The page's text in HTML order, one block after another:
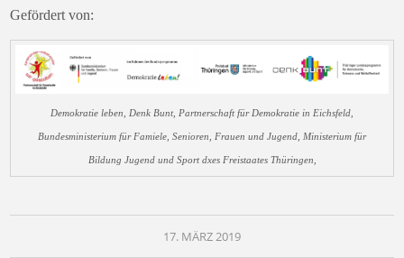
Gefördert von:
Demokratie leben, Denk Bunt, Partnerschaft für Demokratie in Eichsfeld,
Bundesministerium für Famiele, Senioren, Frauen und Jugend, Ministerium für
Bildung Jugend und Sport dxes Freistaates Thüringen,
17. MÄRZ 2019